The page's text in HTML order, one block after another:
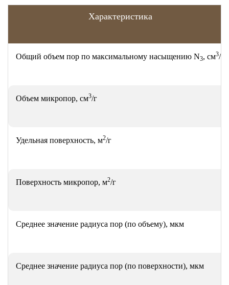
Характеристика
Общий объем пор по максимальному насыщению N3, см3/г
Объем микропор, см3/г
Удельная поверхность, м2/г
Поверхность микропор, м2/г
Среднее значение радиуса пор (по объему), мкм
Среднее значение радиуса пор (по поверхности), мкм